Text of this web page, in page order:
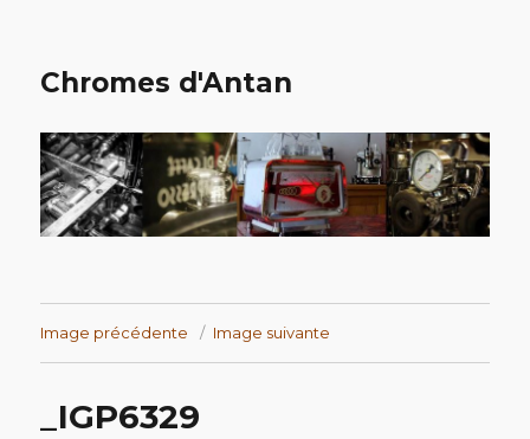
Chromes d'Antan
Image précédente Image suivante
_IGP6329